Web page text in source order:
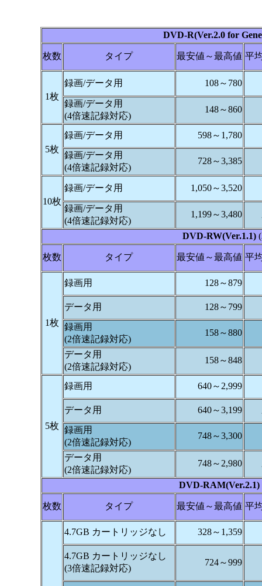
DVD-R(Ver.2.0 for
枚数 タイプ 最安値～最高値 平
1枚
録画/データ用 108～780
録画/データ用
(4倍速記録対応)
148～860
5枚
録画/データ用
598～1,780
録画/データ用
(4倍速記録対応)
728～3,385
10枚
録画/データ用 1,050～3,520
録画/データ用
(4倍速記録対応)
1,199～3,480
DVD-RW(Ver.1.1)
枚数 タイプ 最安値～最高値 平
1枚
録画用 128～879
データ用
128～799
録画用
(2倍速記録対応)
158～880
データ用
(2倍速記録対応)
158～848
5枚
録画用 640～2,999
データ用 640～3,199
録画用
(2倍速記録対応)
748～3,300
データ用
(2倍速記録対応)
748～2,980
DVD-RAM(Ver.2.1)
枚数 タイプ 最安値～最高値 平
4.7GB カートリッジなし 328～1,359
4.7GB カートリッジなし
(3倍速記録対応)
724～999